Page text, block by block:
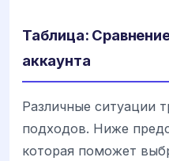
Таблица:
аккаунта
Различные ситуации
подходов. Ниже
которая поможет